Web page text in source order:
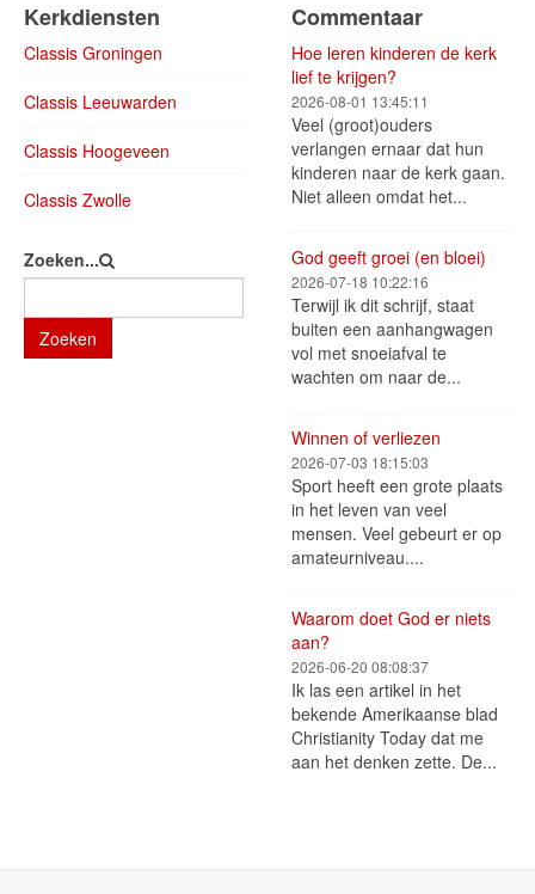
Kerkdiensten
Classis Groningen
Classis Leeuwarden
Classis Hoogeveen
Classis Zwolle
Zoeken...
Zoeken
Commentaar
Hoe leren kinderen de kerk
lief te krijgen?
2026-08-01 13:45:11
Veel (groot)ouders
verlangen ernaar dat hun
kinderen naar de kerk gaan.
Niet alleen omdat het...
God geeft groei (en bloei)
2026-07-18 10:22:16
Terwijl ik dit schrijf, staat
buiten een aanhangwagen
vol met snoeiafval te
wachten om naar de...
Winnen of verliezen
2026-07-03 18:15:03
Sport heeft een grote plaats
in het leven van veel
mensen. Veel gebeurt er op
amateurniveau....
Waarom doet God er niets
aan?
2026-06-20 08:08:37
Ik las een artikel in het
bekende Amerikaanse blad
Christianity Today dat me
aan het denken zette. De...